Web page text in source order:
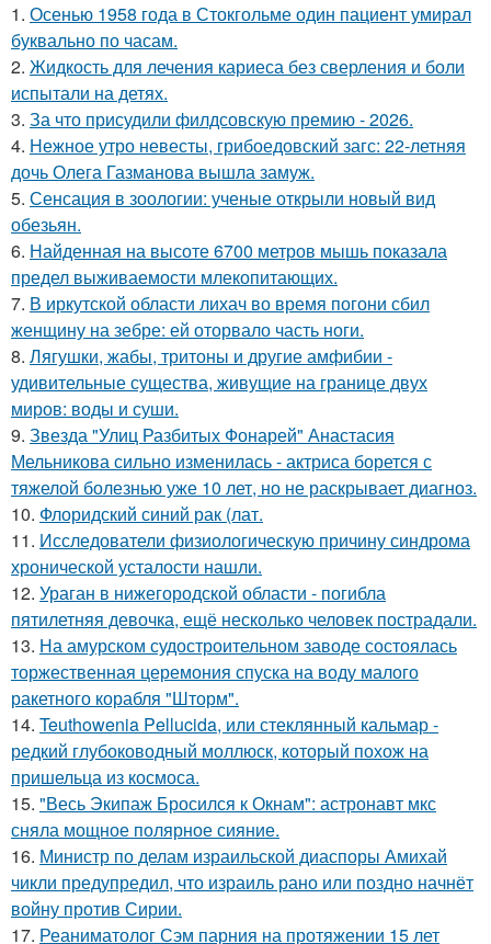
1. Осенью 1958 года в Стокгольме один пациент умирал
буквально по часам.
2. Жидкость для лечения кариеса без сверления и боли
испытали на детях.
3. За что присудили филдсовскую премию - 2026.
4. Нежное утро невесты, грибоедовский загс: 22-летняя
дочь Олега Газманова вышла замуж.
5. Сенсация в зоологии: ученые открыли новый вид
обезьян.
6. Найденная на высоте 6700 метров мышь показала
предел выживаемости млекопитающих.
7. В иркутской области лихач во время погони сбил
женщину на зебре: ей оторвало часть ноги.
8. Лягушки, жабы, тритоны и другие амфибии -
удивительные существа, живущие на границе двух
миров: воды и суши.
9. Звезда "Улиц Разбитых Фонарей" Анастасия
Мельникова сильно изменилась - актриса борется с
тяжелой болезнью уже 10 лет, но не раскрывает диагноз.
10. Флоридский синий рак (лат.
11. Исследователи физиологическую причину синдрома
хронической усталости нашли.
12. Ураган в нижегородской области - погибла
пятилетняя девочка, ещё несколько человек пострадали.
13. На амурском судостроительном заводе состоялась
торжественная церемония спуска на воду малого
ракетного корабля "Шторм".
14. Teuthowenia Pellucida, или стеклянный кальмар -
редкий глубоководный моллюск, который похож на
пришельца из космоса.
15. "Весь Экипаж Бросился к Окнам": астронавт мкс
сняла мощное полярное сияние.
16. Министр по делам израильской диаспоры Амихай
чикли предупредил, что израиль рано или поздно начнёт
войну против Сирии.
17. Реаниматолог Сэм парния на протяжении 15 лет